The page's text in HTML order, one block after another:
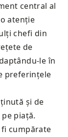
central al
atenție
chefi din
de
le în
preferințele
și de
piață.
cumpărate